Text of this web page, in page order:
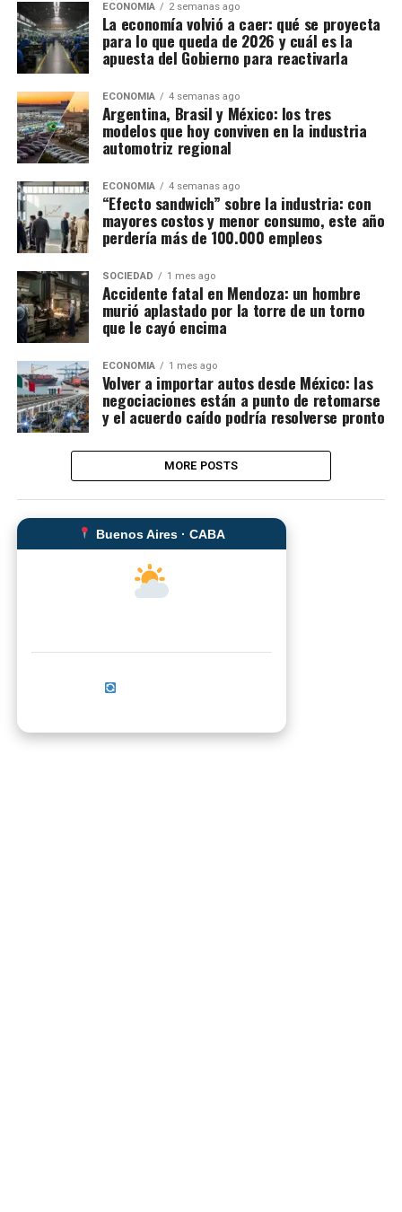
ECONOMIA 2 semanas ago
La economía volvió a caer: qué se proyecta
para lo que queda de 2026 y cuál es la
apuesta del Gobierno para reactivarla
ECONOMIA 4 semanas ago
Argentina, Brasil y México: los tres
modelos que hoy conviven en la industria
automotriz regional
ECONOMIA 4 semanas ago
“Efecto sandwich” sobre la industria: con
mayores costos y menor consumo, este año
perdería más de 100.000 empleos
SOCIEDAD 1 mes ago
Accidente fatal en Mendoza: un hombre
murió aplastado por la torre de un torno
que le cayó encima
ECONOMIA 1 mes ago
Volver a importar autos desde México: las
negociaciones están a punto de retomarse
y el acuerdo caído podría resolverse pronto
MORE POSTS
Buenos Aires · CABA